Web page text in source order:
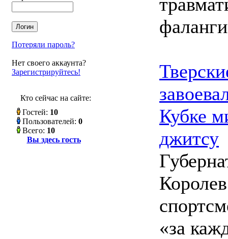
Потеряли пароль?
Нет своего аккаунта?
Зарегистрируйтесь!
Кто сейчас на сайте:
Гостей: 10
Пользователей: 0
Всего: 10
Вы здесь гость
Кубке
джитсу
«за